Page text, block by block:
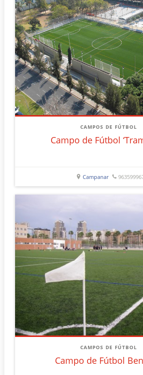
CAMPOS DE FÚTBOL
Campo de Fútbol
Campanar
CAMPOS DE FÚTBOL
Campo de Fútbol